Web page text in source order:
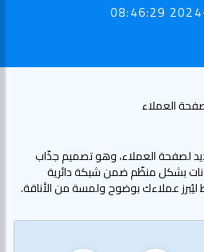
2024-
العملاء
لصفحة العملاء، وهو تصميم جذّاب
بشكل منظّم ضمن شبكة دائرية
عملاءك بوضوح ولمسة من الأناقة.